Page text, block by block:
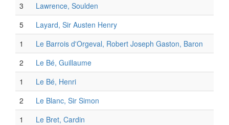
3
Lawrence, Soulden
5
Layard, Sir Austen Henry
1
Le Barrois d'Orgeval, Robert Joseph Gaston, Baron
2
Le Bé, Guillaume
1
Le Bé, Henri
2
Le Blanc, Sir Simon
1
Le Bret, Cardin